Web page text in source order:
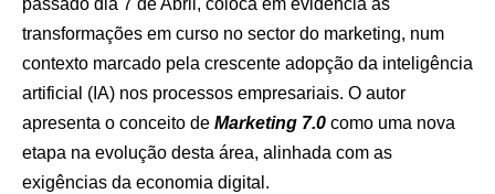
passado dia 7 de Abril, coloca em evidência as
transformações em curso no sector do marketing, num
contexto marcado pela crescente adopção da inteligência
artificial (IA) nos processos empresariais. O autor
apresenta o conceito de Marketing 7.0 como uma nova
etapa na evolução desta área, alinhada com as
exigências da economia digital.